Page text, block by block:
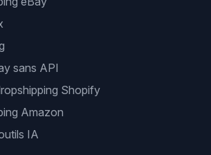
sans API
Shopify
Amazon
IA